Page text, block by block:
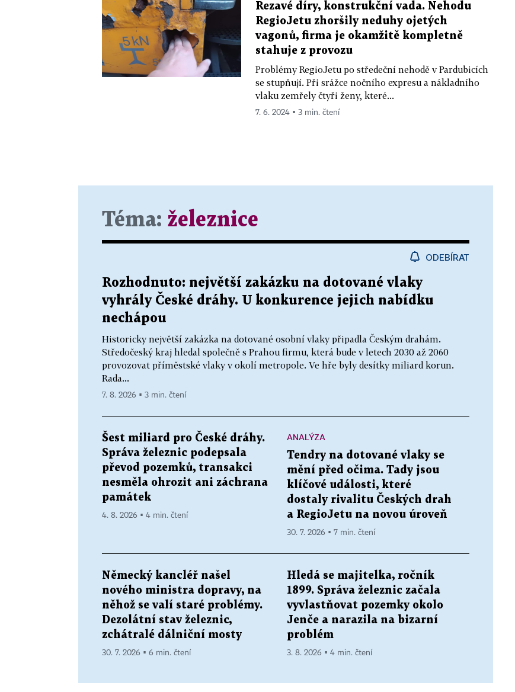
Rezavé díry, konstrukční vada. Nehodu
RegioJetu zhoršily neduhy ojetých
vagonů, firma je okamžitě kompletně
stahuje z provozu
Problémy RegioJetu po středeční nehodě v Pardubicích
se stupňují. Při srážce nočního expresu a nákladního
vlaku zemřely čtyři ženy, které...
7. 6. 2024 ▪ 3 min. čtení
Téma: železnice
ODEBÍRAT
Rozhodnuto: největší zakázku na dotované vlaky
vyhrály České dráhy. U konkurence jejich nabídku
nechápou
Historicky největší zakázka na dotované osobní vlaky připadla Českým drahám.
Středočeský kraj hledal společně s Prahou firmu, která bude v letech 2030 až 2060
provozovat příměstské vlaky v okolí metropole. Ve hře byly desítky miliard korun.
Rada...
7. 8. 2026 ▪ 3 min. čtení
Šest miliard pro České dráhy.
Správa železnic podepsala
převod pozemků, transakci
nesměla ohrozit ani záchrana
památek
4. 8. 2026 ▪ 4 min. čtení
ANALÝZA
Tendry na dotované vlaky se
mění před očima. Tady jsou
klíčové události, které
dostaly rivalitu Českých drah
a RegioJetu na novou úroveň
30. 7. 2026 ▪ 7 min. čtení
Německý kancléř našel
nového ministra dopravy, na
něhož se valí staré problémy.
Dezolátní stav železnic,
zchátralé dálniční mosty
30. 7. 2026 ▪ 6 min. čtení
Hledá se majitelka, ročník
1899. Správa železnic začala
vyvlastňovat pozemky okolo
Jenče a narazila na bizarní
problém
3. 8. 2026 ▪ 4 min. čtení